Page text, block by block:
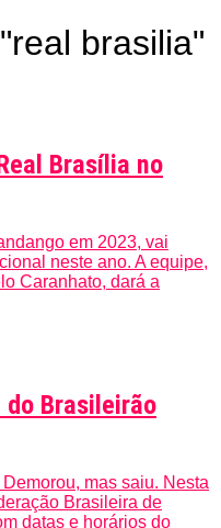
brasilia"
Brasília no
em 2023, vai
neste ano. A equipe,
Caranhato, dará a
do Brasileirão
mas saiu. Nesta
Brasileira de
datas e horários do